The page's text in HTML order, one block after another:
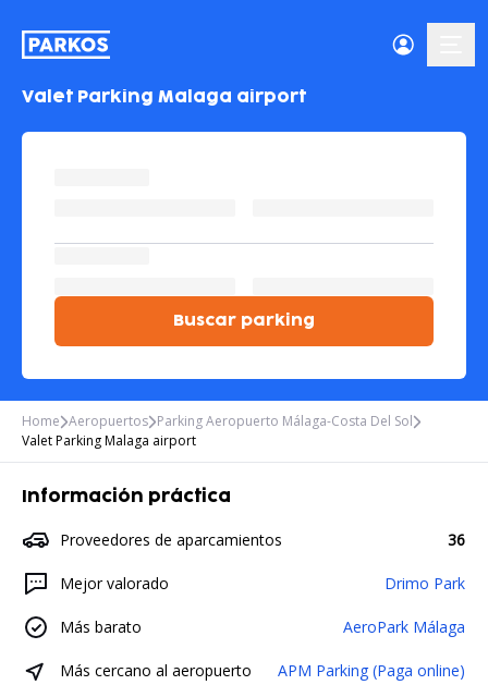
Valet Parking Malaga airport
Buscar parking
Home Aeropuertos Parking Aeropuerto Málaga-Costa Del Sol
Valet Parking Malaga airport
Información práctica
Proveedores de aparcamientos 36
Mejor valorado Drimo Park
Más barato AeroPark Málaga
Más cercano al aeropuerto APM Parking (Paga online)